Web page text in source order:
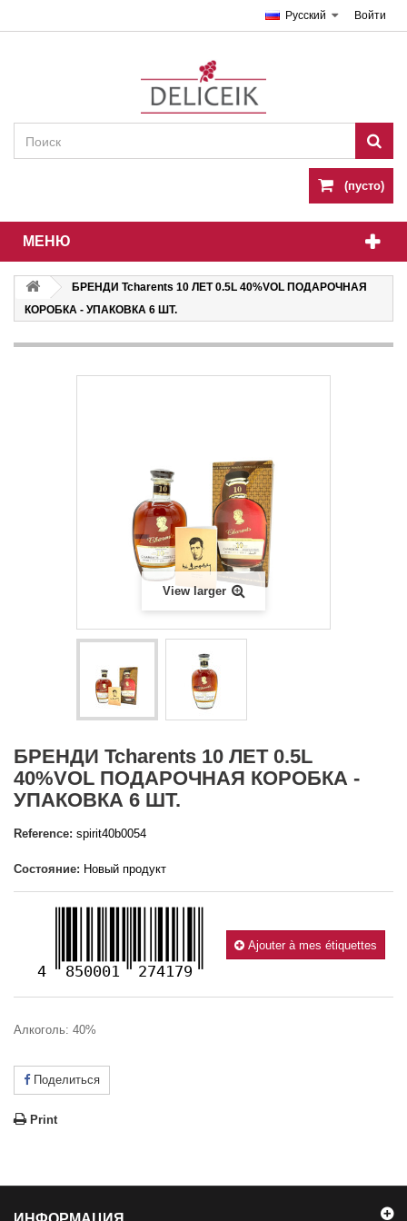
Войти
Русский
(пусто)
МЕНЮ
БРЕНДИ Tcharents 10 ЛЕТ 0.5L 40%VOL ПОДАРОЧНАЯ
КОРОБКА - УПАКОВКА 6 ШТ.
View larger
БРЕНДИ Tcharents 10 ЛЕТ 0.5L
40%VOL ПОДАРОЧНАЯ КОРОБКА -
УПАКОВКА 6 ШТ.
Reference: spirit40b0054
Состояние: Новый продукт
4 850001 274179
Ajouter à mes étiquettes
Алкоголь: 40%
Поделиться
Print